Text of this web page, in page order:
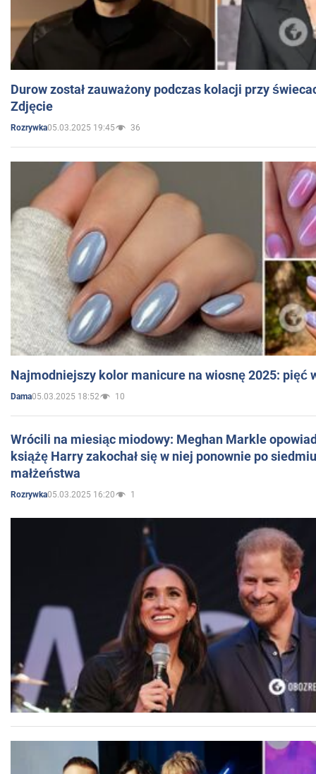
Durow został zauważony podczas kolacji przy
Zdjęcie
Rozrywka05.03.2025 19:45 36
Najmodniejszy kolor manicure na wiosnę 2025: pięć
Dama05.03.2025 18:52 10
Wrócili na miesiąc miodowy: Meghan Markle
książę Harry zakochał się w niej ponownie po
małżeństwa
Rozrywka05.03.2025 16:20 1